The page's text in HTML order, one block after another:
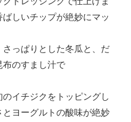
しいチップが絶妙にマッ
さっぱりとした冬瓜と、だ
布のすまし汁で
のイチジクをトッピングし
ヨーグルトの酸味が絶妙